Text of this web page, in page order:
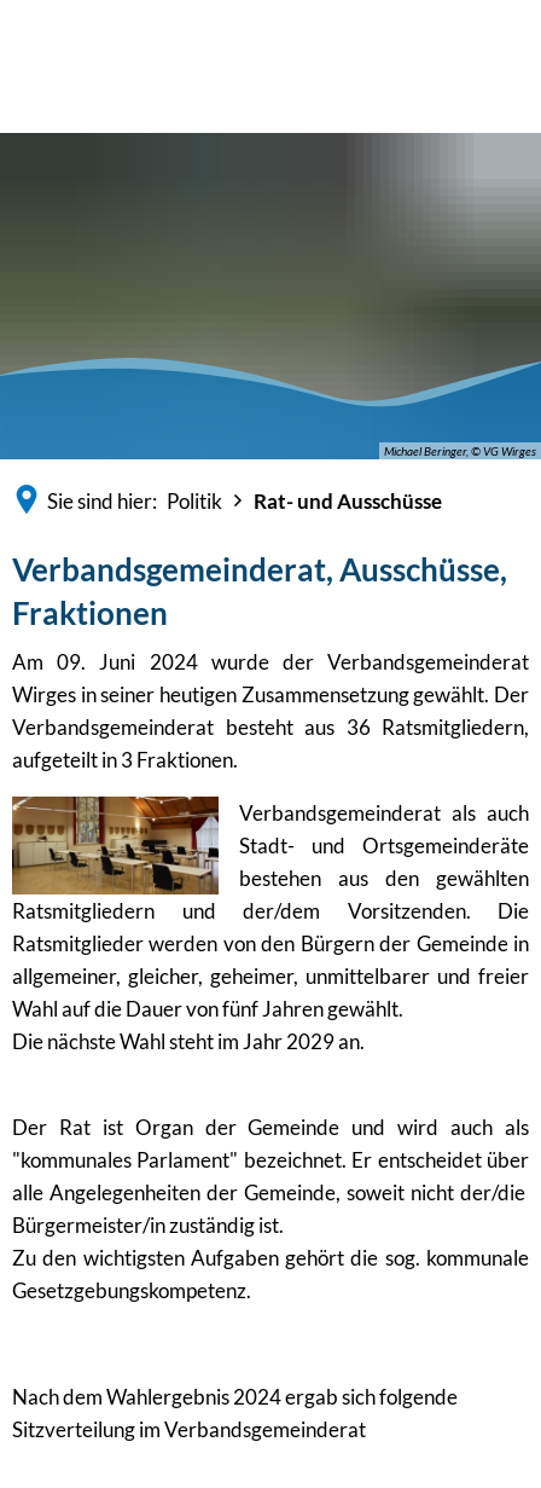
Michael Beringer, © VG Wirges
Sie sind hier: Politik Rat- und Ausschüsse
Verbandsgemeinderat, Ausschüsse,
Fraktionen
Am 09. Juni 2024 wurde der Verbandsgemeinderat
Wirges in seiner heutigen Zusammensetzung gewählt. Der
Verbandsgemeinderat besteht aus 36 Ratsmitgliedern,
aufgeteilt in 3 Fraktionen.
Verbandsgemeinderat als auch
Stadt- und Ortsgemeinderäte
bestehen aus den gewählten
Ratsmitgliedern und der/dem Vorsitzenden. Die
Ratsmitglieder werden von den Bürgern der Gemeinde in
allgemeiner, gleicher, geheimer, unmittelbarer und freier
Wahl auf die Dauer von fünf Jahren gewählt.
Die nächste Wahl steht im Jahr 2029 an.
Der Rat ist Organ der Gemeinde und wird auch als
"kommunales Parlament" bezeichnet. Er entscheidet über
alle Angelegenheiten der Gemeinde, soweit nicht der/die
Bürgermeister/in zuständig ist.
Zu den wichtigsten Aufgaben gehört die sog. kommunale
Gesetzgebungskompetenz.
Nach dem Wahlergebnis 2024 ergab sich folgende
Sitzverteilung im Verbandsgemeinderat